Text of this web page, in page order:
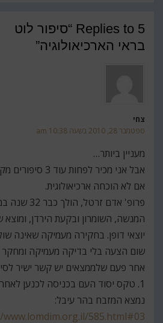
5 Replies to “סיפור לוט
בראי הארכיאולוגיה”
צחי
ספטמבר 28, 2010 בשעה 10:38 am
מעניין ביותר…
אבל אני מכיר
אם לא הוכחה ארכיאולוגית.
פרופ' אדם
המנשה, השומרון ובקעת הירדן, ומוצא
יוצאי דופן. בחקירה מעמיקה שאינה
שום הצעה בלי בדיקה מעמיקה
אחר פעם שלממצאים יש קשר ישיר
1. טקס יסוד העם בכניסה לכנען
נמצא המזבח בהר עיבל:
585.html#03